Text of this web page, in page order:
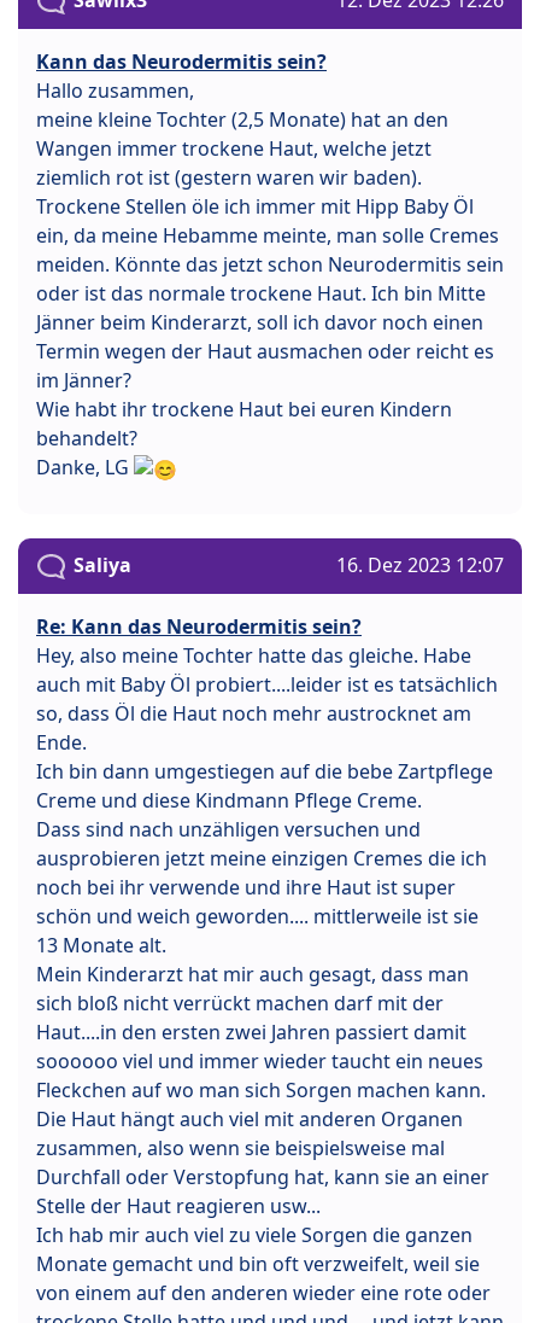
Kann das Neurodermitis sein?
Hallo zusammen,
meine kleine Tochter (2,5 Monate) hat an den
Wangen immer trockene Haut, welche jetzt
ziemlich rot ist (gestern waren wir baden).
Trockene Stellen öle ich immer mit Hipp Baby Öl
ein, da meine Hebamme meinte, man solle Cremes
meiden. Könnte das jetzt schon Neurodermitis sein
oder ist das normale trockene Haut. Ich bin Mitte
Jänner beim Kinderarzt, soll ich davor noch einen
Termin wegen der Haut ausmachen oder reicht es
im Jänner?
Wie habt ihr trockene Haut bei euren Kindern
behandelt?
Danke, LG
Saliya 16. Dez 2023 12:07
Re: Kann das Neurodermitis sein?
Hey, also meine Tochter hatte das gleiche. Habe
auch mit Baby Öl probiert....leider ist es tatsächlich
so, dass Öl die Haut noch mehr austrocknet am
Ende.
Ich bin dann umgestiegen auf die bebe Zartpflege
Creme und diese Kindmann Pflege Creme.
Dass sind nach unzähligen versuchen und
ausprobieren jetzt meine einzigen Cremes die ich
noch bei ihr verwende und ihre Haut ist super
schön und weich geworden.... mittlerweile ist sie
13 Monate alt.
Mein Kinderarzt hat mir auch gesagt, dass man
sich bloß nicht verrückt machen darf mit der
Haut....in den ersten zwei Jahren passiert damit
soooooo viel und immer wieder taucht ein neues
Fleckchen auf wo man sich Sorgen machen kann.
Die Haut hängt auch viel mit anderen Organen
zusammen, also wenn sie beispielsweise mal
Durchfall oder Verstopfung hat, kann sie an einer
Stelle der Haut reagieren usw...
Ich hab mir auch viel zu viele Sorgen die ganzen
Monate gemacht und bin oft verzweifelt, weil sie
von einem auf den anderen wieder eine rote oder